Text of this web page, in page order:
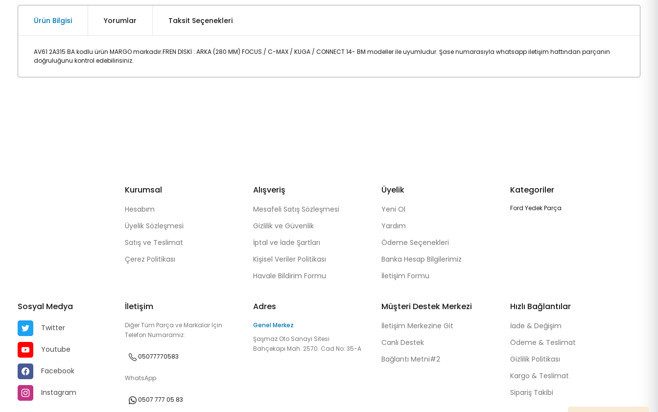
Ürün Bilgisi Yorumlar Taksit Seçenekleri
AV61 2A315 BA kodlu ürün MARGO markadır.FREN DİSKİ : ARKA (280 MM) FOCUS / C-MAX / KUGA / CONNECT 14- BM modeller ile uyumludur. Şase numarasıyla whatsapp iletişim hattından parçanın
doğruluğunu kontrol edebilirisiniz.
Kurumsal
Hesabım
Üyelik Sözleşmesi
Satış ve Teslimat
Çerez Politikası
Alışveriş
Mesafeli Satış Sözleşmesi
Gizlilik ve Güvenlik
İptal ve İade Şartları
Kişisel Veriler Politikası
Havale Bildirim Formu
Üyelik
Yeni Ol
Yardım
Ödeme Seçenekleri
Banka Hesap Bilgilerimiz
İletişim Formu
Kategoriler
Ford Yedek Parça
Sosyal Medya
Twitter
Youtube
Facebook
Instagram
İletişim
Diğer Tüm Parça ve Markalar İçin
Telefon Numaramız:
05077770583
WhatsApp
0507 777 05 83
Adres
Genel Merkez
Şaşmaz Oto Sanayi Sitesi
Bahçekapı Mah. 2570. Cad No: 35-A
Müşteri Destek Merkezi
İletişim Merkezine Git
Canlı Destek
Bağlantı Metni#2
Hızlı Bağlantılar
İade & Değişim
Ödeme & Teslimat
Gizlilik Politikası
Kargo & Teslimat
Sipariş Takibi